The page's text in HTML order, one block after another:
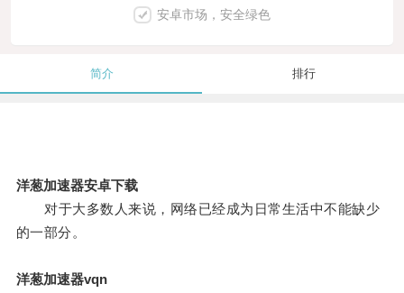
安卓市场，安全绿色
简介 排行
洋葱加速器安卓下载
对于大多数人来说，网络已经成为日常生活中不能缺少
的一部分。
洋葱加速器vqn